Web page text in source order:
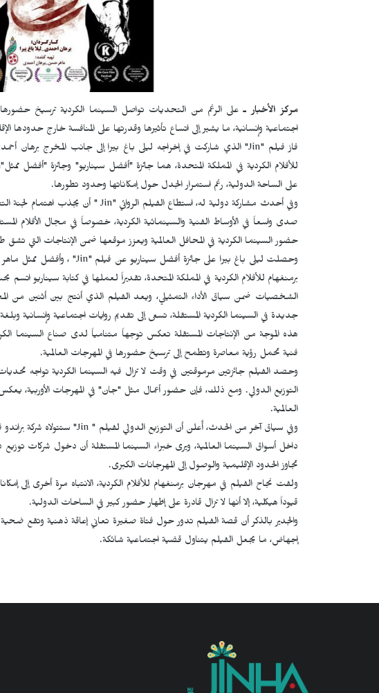
مركز الأخبار ـ على الرغم من التحديات تواصل السينما الكردية ترسيخ
اجتماعية وإنسانية، ما يشير إلى اتساع تأثيرها وقدرتها على المنافسة خارج حدودها
فاز فيلم "Jin" الذي شاركت في إخراجه ليلى باغ بيرا إلى جانب المخرج برهان
للأفلام الكردية في المملكة المتحدة، هما جائزة "أفضل سيناريو" وجائزة "أفضل
على الساحة الدولية، رغم استمرار الجدل حول إمكاناتها وحدود تطورها.
وفي أحدث مشاركة دولية له، استطاع الفيلم الروائي "Jin" أن يجذب اهتمام لجنة
صدى واسعاً في الأوساط الفنية والسينمائية الكردية، خصوصاً في مجال الأفلام
حضور السينما الكردية في المحافل العالمية ويعزز موقعها ضمن الإنتاجات التي تشق
وحصلت ليلى باغ بيرا على جائزة أفضل سيناريو عن فيلم "Jin" ، وأفضل ممثل
برمنغهام للأفلام الكردية في المملكة المتحدة، تقديراً لعملها في كتابة سيناريو
الشخصيات ضمن سياق الأداء التمثيلي، ويعد الفيلم الذي أنتج بين أثنين
جديدة في السينما الكردية المستقلة، تسعى إلى تقديم روايات اجتماعية وإنسانية
هذه الموجة من الإنتاجات المستقلة تعكس توجهاً متنامياً لدى صناع السينما
فنية تحمل رؤية معاصرة وتطمح إلى ترسيخ حضورها في المهرجات العالمية.
وحصد الفيلم جائزتين مرموقتين في وقت لا تزال فيه السينما الكردية تواجه
التوزيع الدولي. ومع ذلك، فإن حضور أعمال مثل "جان" في المهرجات الأوربية،
العالمية.
وفي سياق آخر من الحدث، أُعلن أن التوزيع الدولي لفيلم " Jin" ستتولاه شركة
داخل أسواق السينما العالمية، ويرى خبراء السينما المستقلة أن دخول شركات
تجاوز الحدود الإقليمية والوصول إلى المهرجانات الكبرى.
ولفت نجاح الفيلم في مهرجان برمنغهام للأفلام الكردية، الانتباه مرة أخرى إلى
قيوداً هيكلية، إلا أنها لا تزال قادرة على إظهار حضور كبير في الساحات الدولية.
والجدير بالذكر أن قصة الفيلم تدور حول فتاة صغيرة تعاني إعاقة ذهنية وتقع
إجهاض، ما يجعل الفيلم يتناول قضية اجتماعية شائكة.